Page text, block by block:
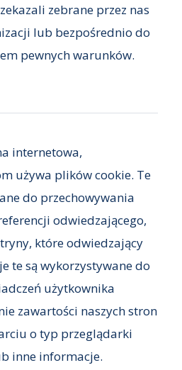
zebrane przez nas
lub bezpośrednio do
pewnych warunków.
internetowa,
używa plików cookie. Te
do przechowywania
odwiedzającego,
które odwiedzający
te są wykorzystywane do
użytkownika
zawartości naszych stron
o typ przeglądarki
inne informacje.